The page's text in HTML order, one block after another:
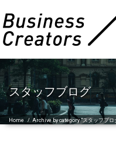
スタッフブログ
Home /Archive by category "スタッフブロ